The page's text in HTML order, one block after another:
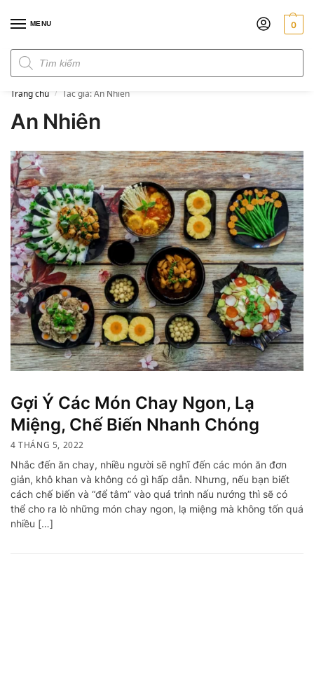
MENU 0
Trang chủ / Tác giả: An Nhiên
An Nhiên
Gợi Ý Các Món Chay Ngon, Lạ
Miệng, Chế Biến Nhanh Chóng
4 THÁNG 5, 2022
Nhắc đến ăn chay, nhiều người sẽ nghĩ đến các món ăn đơn
giản, khô khan và không có gì hấp dẫn. Nhưng, nếu bạn biết
cách chế biến và “để tâm” vào quá trình nấu nướng thì sẽ có
thể cho ra lò những món chay ngon, lạ miệng mà không tốn quá
nhiều […]